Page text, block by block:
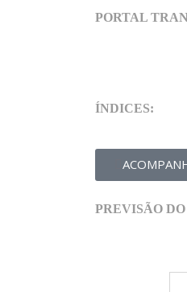
PORTAL
ÍNDICES:
PREVISÃO